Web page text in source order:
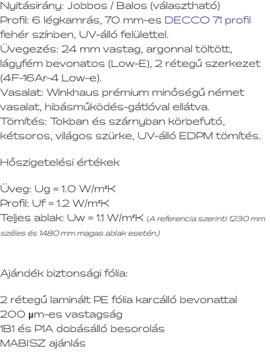
Nyitásirány: Jobbos / Balos (választható)
Profil: 6 légkamrás, 70 mm-es DECCO 71 profil
fehér színben, UV-álló felülettel.
Üvegezés: 24 mm vastag, argonnal töltött,
lágyfém bevonatos (Low-E), 2 rétegű szerkezet
(4F-16Ar-4 Low-e).
Vasalat: Winkhaus prémium minőségű német
vasalat, hibásműködés-gátlóval ellátva.
Tömítés: Tokban és szárnyban körbefutó,
kétsoros, világos szürke, UV-álló EDPM tömítés.
Hőszigetelési értékek
Üveg: Ug = 1.0 W/m²K
Profil: Uf = 1.2 W/m²K
Teljes ablak: Uw = 1.1 W/m²K (A referencia szerinti 1230 mm
széles és 1480 mm magas ablak esetén.)
Ajándék biztonsági fólia:
2 rétegű laminált PE fólia karcálló bevonattal
200 µm-es vastagság
1B1 és P1A dobásálló besorolás
MABISZ ajánlás